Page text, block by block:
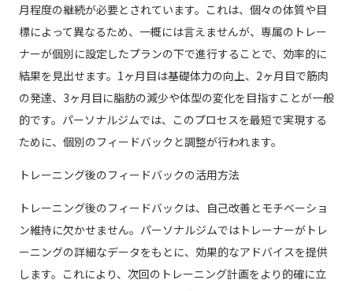
月程度の継続が必要とされています。これは、個々の体質や目
標によって異なるため、一概には言えませんが、専属のトレー
ナーが個別に設定したプランの下で進行することで、効率的に
結果を見出せます。1ヶ月目は基礎体力の向上、2ヶ月目で筋肉
の発達、3ヶ月目に脂肪の減少や体型の変化を目指すことが一般
的です。パーソナルジムでは、このプロセスを最短で実現する
ために、個別のフィードバックと調整が行われます。
トレーニング後のフィードバックの活用方法
トレーニング後のフィードバックは、自己改善とモチベーショ
ン維持に欠かせません。パーソナルジムではトレーナーがトレ
ーニングの詳細なデータをもとに、効果的なアドバイスを提供
します。これにより、次回のトレーニング計画をより的確に立